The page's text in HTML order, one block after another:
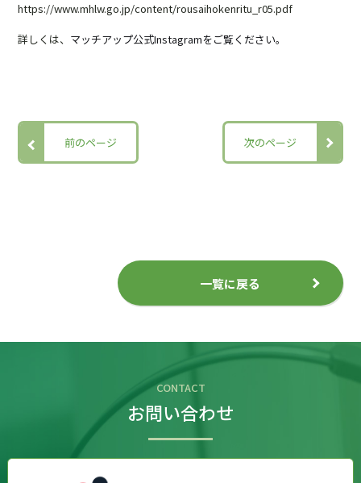
https://www.mhlw.go.jp/content/rousaihokenritu_r05.pdf
詳しくは、 マッチアップ公式Instagramをご覧ください。
前のページ 次のページ
一覧に戻る
CONTACT
お問い合わせ